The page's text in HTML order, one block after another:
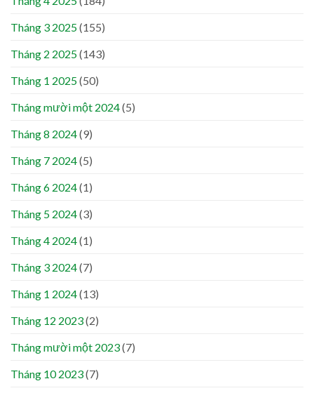
Tháng 3 2025(155)
Tháng 2 2025(143)
Tháng 1 2025(50)
Tháng mười một 2024(5)
Tháng 8 2024(9)
Tháng 7 2024(5)
Tháng 6 2024(1)
Tháng 5 2024(3)
Tháng 4 2024(1)
Tháng 3 2024(7)
Tháng 1 2024(13)
Tháng 12 2023(2)
Tháng mười một 2023(7)
Tháng 10 2023(7)